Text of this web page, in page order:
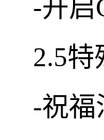
-开启
2.5特
-祝福